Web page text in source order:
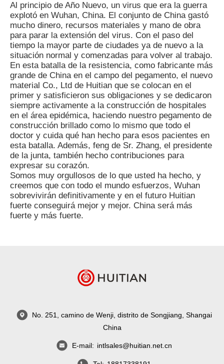
Al principio de Año Nuevo, un virus que era la guerra
explotó en Wuhan, China. El conjunto de China gastó
mucho dinero, recursos materiales y mano de obra
para parar la extensión del virus. Con el paso del
tiempo la mayor parte de ciudades ya de nuevo a la
situación normal y comenzadas para volver al trabajo.
En esta batalla de la resistencia, como fabricante más
grande de China en el campo del pegamento, el nuevo
material Co., Ltd de Huitian que se colocan en el
primer y satisficieron sus obligaciones y se dedicaron
siempre activamente a la construcción de hospitales
en el área epidémica, haciendo nuestro pegamento de
construcción brillado como lo mismo que todo el
doctor y cuida qué han hecho para esos pacientes en
esta batalla. Además, feng de Sr. Zhang, el presidente
de la junta, también hecho contribuciones para
expresar su corazón.
Somos muy orgullosos de lo que usted ha hecho, y
creemos que con todo el mundo esfuerzos, Wuhan
sobrevivirán definitivamente y en el futuro Huitian
fuerte conseguirá mejor y mejor. China será más
fuerte y más fuerte.
No. 251, camino de Wenji, distrito de Songjiang, Shangai
China
E-mail: intlsales@huitian.net.cn